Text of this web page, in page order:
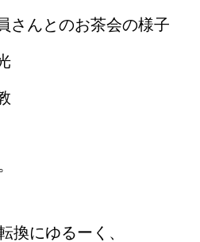
さんとのお茶会の様子
換にゆるーく、